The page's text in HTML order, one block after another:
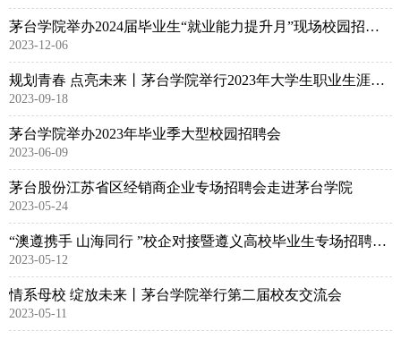
茅台学院举办2024届毕业生“就业能力提升月”现场校园招聘会
2023-12-06
规划青春 点亮未来丨茅台学院举行2023年大学生职业生涯规划大赛
2023-09-18
茅台学院举办2023年毕业季大型校园招聘会
2023-06-09
茅台股份江苏省区经销商企业专场招聘会走进茅台学院
2023-05-24
“澳遵携手 山海同行 ”校企对接暨遵义高校毕业生专场招聘会走进茅台学院
2023-05-12
情系母校 绽放未来丨茅台学院举行第二届校友交流会
2023-05-11